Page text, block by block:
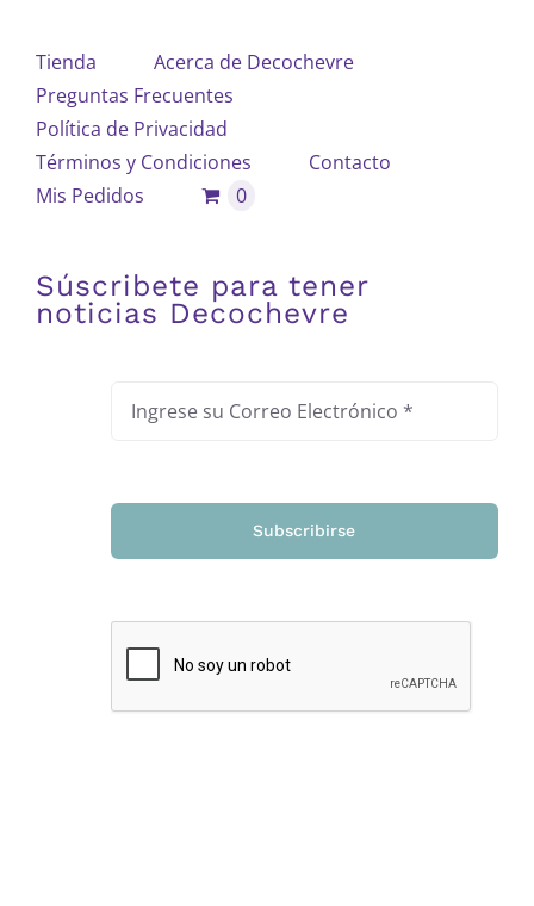
Tienda
Acerca de Decochevre
Preguntas Frecuentes
Política de Privacidad
Términos y Condiciones
Contacto
Mis Pedidos
0
Súscribete para tener
noticias Decochevre
Subscribirse